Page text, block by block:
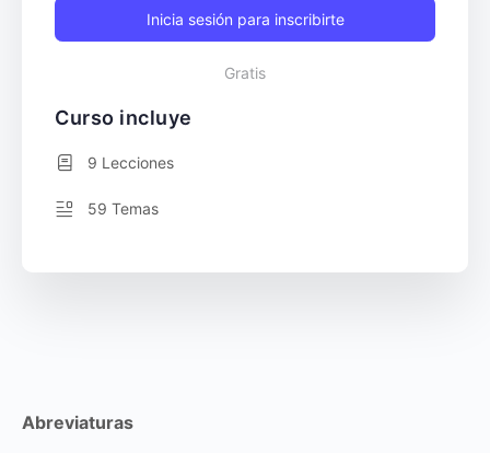
Abreviaturas
Inicia sesión para inscribirte
Gratis
Curso incluye
9 Lecciones
59 Temas